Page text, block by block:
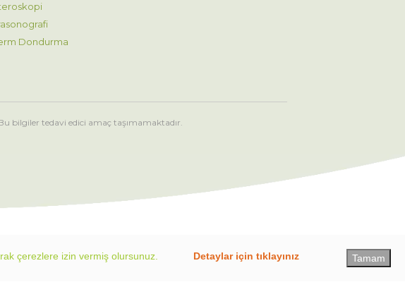
Dondurma
bilgiler tedavi edici amaç taşımamaktadır.
çerezlere izin vermiş olursunuz. Detaylar için tıklayınız Tamam